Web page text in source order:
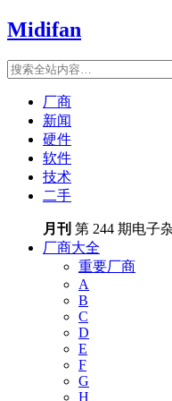
Midifan
厂商
新闻
硬件
软件
技术
二手
月刊 第 244 期电子
厂商大全
重要厂商
A
B
C
D
E
F
G
H